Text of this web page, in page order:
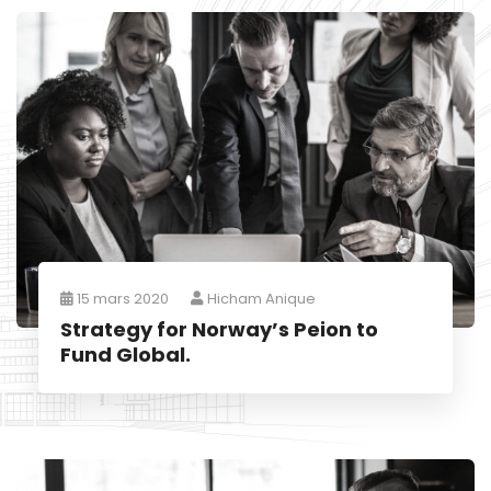
15 mars 2020 Hicham Anique
Strategy for Norway’s Peion to
Fund Global.